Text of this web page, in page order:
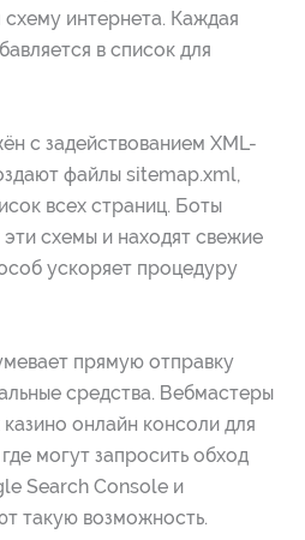
интернета. Каждая
в список для
с задействованием XML-
файлы sitemap.xml,
всех страниц. Боты
схемы и находят свежие
ускоряет процедуру
прямую отправку
средства. Вебмастеры
онлайн консоли для
могут запросить обход
Search Console и
такую возможность.